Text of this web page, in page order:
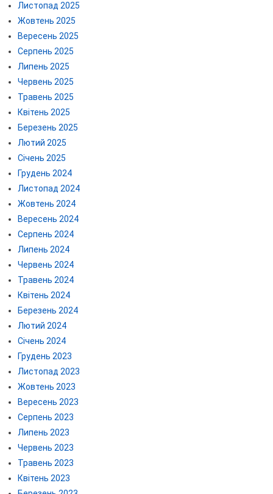
Листопад 2025
Жовтень 2025
Вересень 2025
Серпень 2025
Липень 2025
Червень 2025
Травень 2025
Квітень 2025
Березень 2025
Лютий 2025
Січень 2025
Грудень 2024
Листопад 2024
Жовтень 2024
Вересень 2024
Серпень 2024
Липень 2024
Червень 2024
Травень 2024
Квітень 2024
Березень 2024
Лютий 2024
Січень 2024
Грудень 2023
Листопад 2023
Жовтень 2023
Вересень 2023
Серпень 2023
Липень 2023
Червень 2023
Травень 2023
Квітень 2023